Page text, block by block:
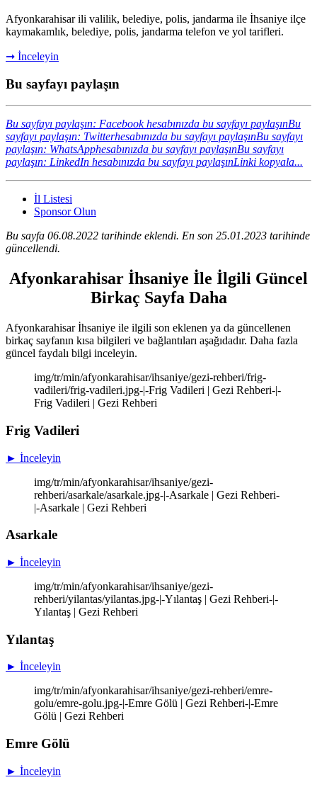
Afyonkarahisar ili valilik, belediye, polis, jandarma ile İhsaniye ilçe
kaymakamlık, belediye, polis, jandarma telefon ve yol tarifleri.
➞ İnceleyin
Bu sayfayı paylaşın
Bu sayfayı paylaşın: Facebook hesabınızda bu sayfayı paylaşınBu
sayfayı paylaşın: Twitterhesabınızda bu sayfayı paylaşınBu sayfayı
paylaşın: WhatsApphesabınızda bu sayfayı paylaşınBu sayfayı
paylaşın: LinkedIn hesabınızda bu sayfayı paylaşınLinki kopyala...
İl Listesi
Sponsor Olun
Bu sayfa 06.08.2022 tarihinde eklendi. En son 25.01.2023 tarihinde
güncellendi.
Afyonkarahisar İhsaniye İle İlgili Güncel
Birkaç Sayfa Daha
Afyonkarahisar İhsaniye ile ilgili son eklenen ya da güncellenen
birkaç sayfanın kısa bilgileri ve bağlantıları aşağıdadır. Daha fazla
güncel faydalı bilgi inceleyin.
img/tr/min/afyonkarahisar/ihsaniye/gezi-rehberi/frig-
vadileri/frig-vadileri.jpg-|-Frig Vadileri | Gezi Rehberi-|-
Frig Vadileri | Gezi Rehberi
Frig Vadileri
► İnceleyin
img/tr/min/afyonkarahisar/ihsaniye/gezi-
rehberi/asarkale/asarkale.jpg-|-Asarkale | Gezi Rehberi-
|-Asarkale | Gezi Rehberi
Asarkale
► İnceleyin
img/tr/min/afyonkarahisar/ihsaniye/gezi-
rehberi/yilantas/yilantas.jpg-|-Yılantaş | Gezi Rehberi-|-
Yılantaş | Gezi Rehberi
Yılantaş
► İnceleyin
img/tr/min/afyonkarahisar/ihsaniye/gezi-rehberi/emre-
golu/emre-golu.jpg-|-Emre Gölü | Gezi Rehberi-|-Emre
Gölü | Gezi Rehberi
Emre Gölü
► İnceleyin